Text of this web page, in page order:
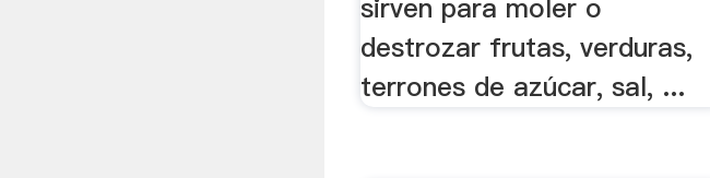
sirven para moler o
destrozar frutas, verduras,
terrones de azúcar, sal, ...